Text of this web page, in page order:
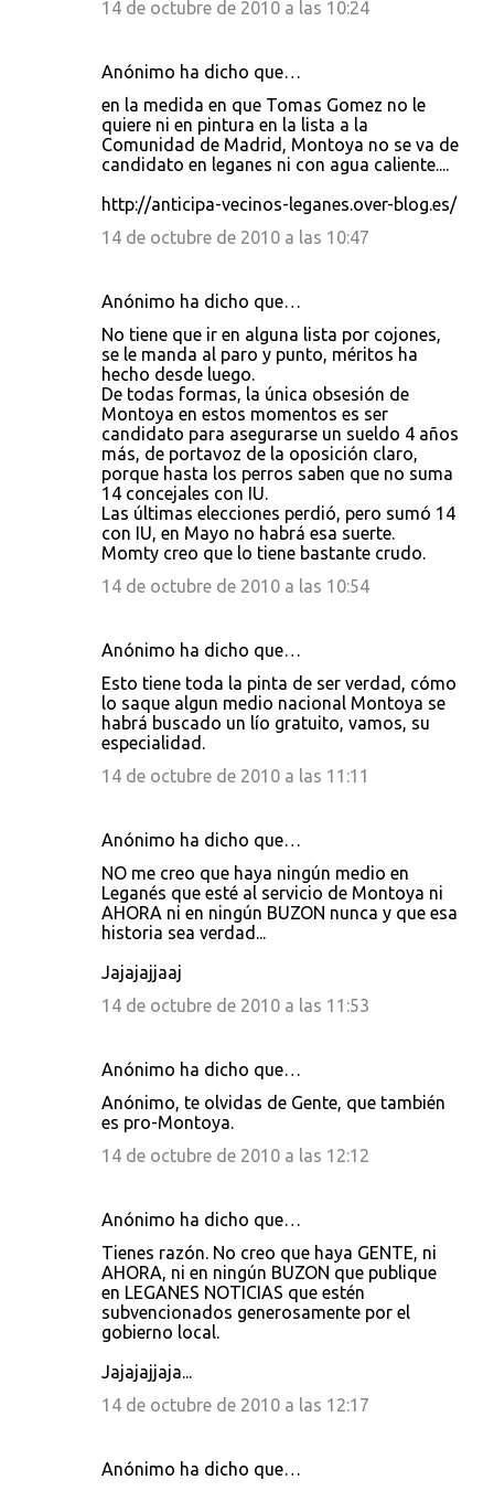
14 de octubre de 2010 a las 10:24
Anónimo ha dicho que…
en la medida en que Tomas Gomez no le
quiere ni en pintura en la lista a la
Comunidad de Madrid, Montoya no se va de
candidato en leganes ni con agua caliente....
http://anticipa-vecinos-leganes.over-blog.es/
14 de octubre de 2010 a las 10:47
Anónimo ha dicho que…
No tiene que ir en alguna lista por cojones,
se le manda al paro y punto, méritos ha
hecho desde luego.
De todas formas, la única obsesión de
Montoya en estos momentos es ser
candidato para asegurarse un sueldo 4 años
más, de portavoz de la oposición claro,
porque hasta los perros saben que no suma
14 concejales con IU.
Las últimas elecciones perdió, pero sumó 14
con IU, en Mayo no habrá esa suerte.
Momty creo que lo tiene bastante crudo.
14 de octubre de 2010 a las 10:54
Anónimo ha dicho que…
Esto tiene toda la pinta de ser verdad, cómo
lo saque algun medio nacional Montoya se
habrá buscado un lío gratuito, vamos, su
especialidad.
14 de octubre de 2010 a las 11:11
Anónimo ha dicho que…
NO me creo que haya ningún medio en
Leganés que esté al servicio de Montoya ni
AHORA ni en ningún BUZON nunca y que esa
historia sea verdad...
Jajajajjaaj
14 de octubre de 2010 a las 11:53
Anónimo ha dicho que…
Anónimo, te olvidas de Gente, que también
es pro-Montoya.
14 de octubre de 2010 a las 12:12
Anónimo ha dicho que…
Tienes razón. No creo que haya GENTE, ni
AHORA, ni en ningún BUZON que publique
en LEGANES NOTICIAS que estén
subvencionados generosamente por el
gobierno local.
Jajajajjaja...
14 de octubre de 2010 a las 12:17
Anónimo ha dicho que…